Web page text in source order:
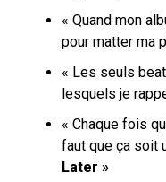
« Quand mon
pour matter ma
« Les seuls
lesquels je
« Chaque fois
faut que ça soit
Later »